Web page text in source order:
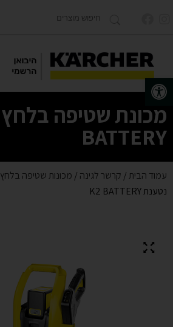
פתח סרגל נגישות
BATTERY
עמוד הבית/ קרשר לגינה / מכונות שטיפה בלחץ
נטענת K2 BATTERY